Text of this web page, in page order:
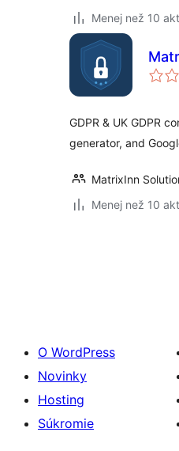
Menej než 10
GDPR & UK GDPR
generator, and
MatrixInn
Menej než 10
O WordPress
Novinky
Hosting
Súkromie